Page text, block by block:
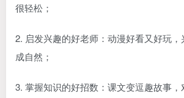
很轻松；
2. 启发兴趣的好老师：动漫好看又好玩
成自然；
3. 掌握知识的好招数：课文变逗趣故事